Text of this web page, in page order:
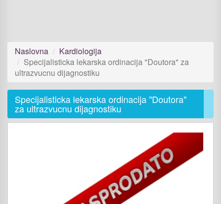
Naslovna
Kardiologija
Specijalisticka lekarska ordinacija "Doutora" za
ultrazvucnu dijagnostiku
Specijalisticka lekarska ordinacija "Doutora"
za ultrazvucnu dijagnostiku